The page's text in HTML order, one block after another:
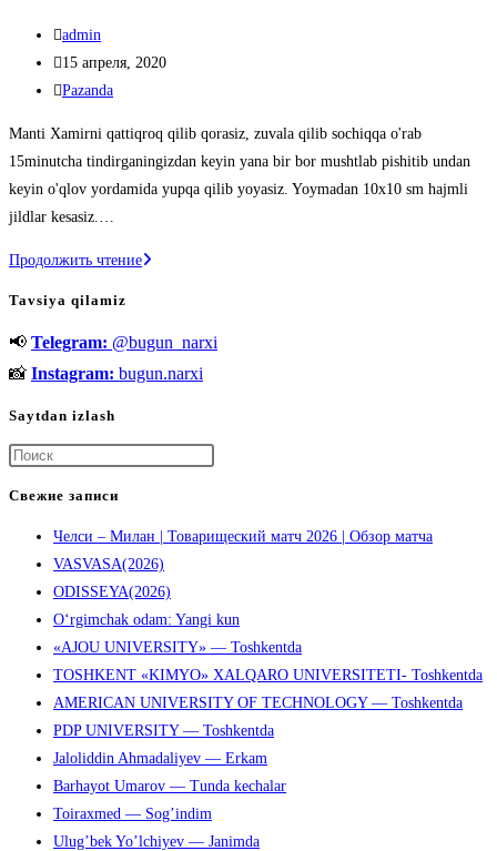
Автор
записи:
admin
Запись
опубликована:
15 апреля, 2020
Рубрика
Pazanda
Manti Xamirni qattiqroq qilib qorasiz, zuvala qilib sochiqqa o'rab
15minutcha tindirganingizdan keyin yana bir bor mushtlab pishitib undan
keyin o'qlov yordamida yupqa qilib yoyasiz. Yoymadan 10x10 sm hajmli
jildlar kesasiz.…
Продолжить чтениеManti
Tavsiya qilamiz
📢 Telegram: @bugun_narxi
📸 Instagram: bugun.narxi
Saytdan izlash
чтобы
поиска.
Свежие записи
Челси – Милан | Товарищеский матч 2026 | Обзор матча
VASVASA(2026)
ODISSEYA(2026)
O‘rgimchak odam: Yangi kun
«AJOU UNIVERSITY» — Toshkentda
TOSHKENT «KIMYO» XALQARO UNIVERSITETI- Toshkentda
AMERICAN UNIVERSITY OF TECHNOLOGY — Toshkentda
PDP UNIVERSITY — Toshkentda
Jaloliddin Ahmadaliyev — Erkam
Barhayot Umarov — Tunda kechalar
Toiraxmed — Sog’indim
Ulug’bek Yo’lchiyev — Janimda